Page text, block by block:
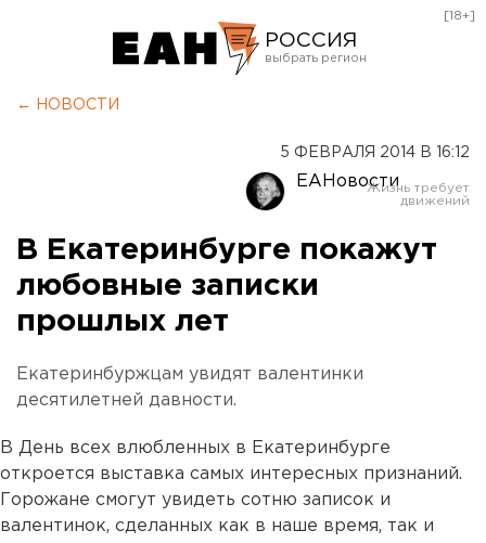
РОССИЯ
Оренбург
[18+]
← НОВОСТИ
5 ФЕВРАЛЯ 2014 В 16:12
ЕАНовости
В Екатеринбурге покажут
любовные записки
прошлых лет
Екатеринбуржцам увидят валентинки
десятилетней давности.
В День всех влюбленных в Екатеринбурге
откроется выставка самых интересных признаний.
Горожане смогут увидеть сотню записок и
валентинок, сделанных как в наше время, так и